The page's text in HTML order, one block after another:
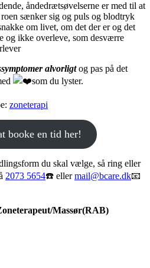
åndedrætsøvelserne er med til at
sænker sig og puls og blodtryk
om livet, om det der er og det
og ikke overleve, som desværre
alvorligtog pas på det
som du lyster.
zoneterapi
booke en tid her!
du skal vælge, så ring eller
2073 5654☎️ ellermail@bcare.dk📧
Massør(RAB)